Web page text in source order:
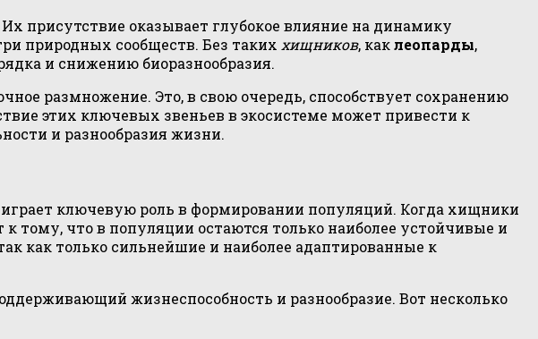
присутствие оказывает глубокое влияние на динамику
природных сообществ. Без таких хищников, каклеопарды,
и снижению биоразнообразия.
размножение. Это, в свою очередь, способствует сохранению
этих ключевых звеньев в экосистеме может привести к
и разнообразия жизни.
ключевую роль в формировании популяций. Когда хищники
тому, что в популяции остаются только наиболее устойчивые и
как только сильнейшие и наиболее адаптированные к
жизнеспособность и разнообразие. Вот несколько